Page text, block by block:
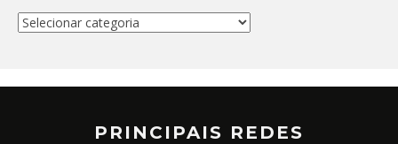
Categorias
PRINCIPAIS REDES